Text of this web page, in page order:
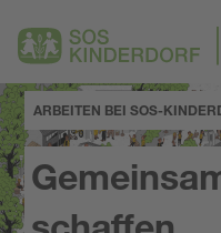
ARBEITEN BEI SOS-